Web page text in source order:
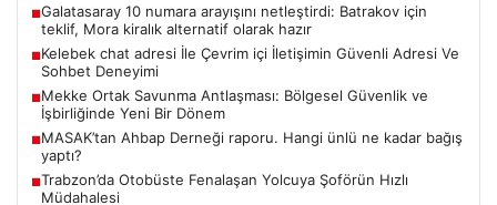
■Galatasaray 10 numara arayışını netleştirdi: Batrakov için
teklif, Mora kiralık alternatif olarak hazır
■Kelebek chat adresi İle Çevrim içi İletişimin Güvenli Adresi Ve
Sohbet Deneyimi
■Mekke Ortak Savunma Antlaşması: Bölgesel Güvenlik ve
İşbirliğinde Yeni Bir Dönem
■MASAK’tan Ahbap Derneği raporu. Hangi ünlü ne kadar bağış
yaptı?
■Trabzon’da Otobüste Fenalaşan Yolcuya Şoförün Hızlı
Müdahalesi